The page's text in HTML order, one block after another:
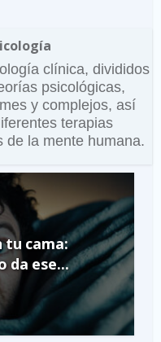
clínica, divididos
psicológicas,
y complejos, así
terapias
de la mente humana.
tu cama:
da ese...